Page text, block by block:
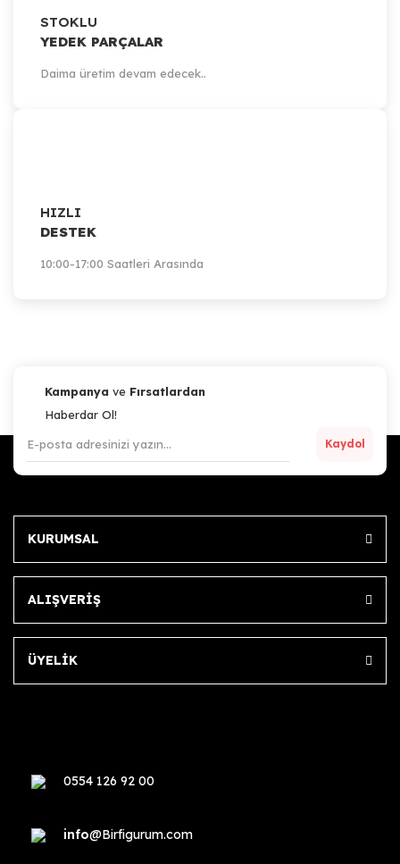
STOKLU
YEDEK PARÇALAR
Daima üretim devam edecek..
HIZLI
DESTEK
10:00-17:00 Saatleri Arasında
Kampanya ve Fırsatlardan
Haberdar Ol!
Kaydol
KURUMSAL
ALIŞVERİŞ
ÜYELİK
0554 126 92 00
info@Birfigurum.com